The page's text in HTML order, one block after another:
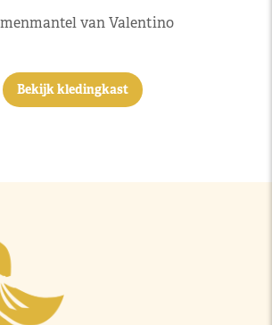
van Valentino
Bekijk kledingkast